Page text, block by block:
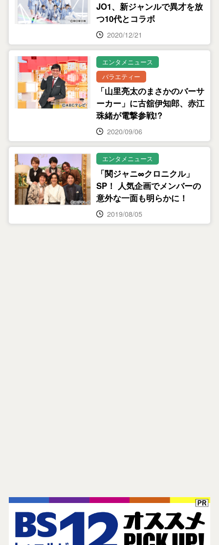
JO1、新ジャンルで異才を放
つ10代とコラボ
2020/12/21
エンタメニュース
バラエティー
「山里亮太のまさかのバーサ
ーカー」に古舘伊知郎、赤江
珠緒が電撃参戦!?
2020/09/06
エンタメニュース
「関ジャニ∞クロニクル」
SP！ 人気企画でメンバーの
意外な一面も明らかに！
2019/08/05